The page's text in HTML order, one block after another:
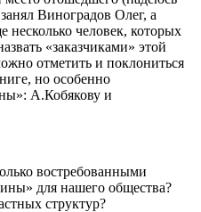
Виноградов Олег, а
несколько человек, которых
«заказчиками» этой
отметить и поклониться
но особенно
А.Кобякову и
востребованными
для нашего общества?
структур?